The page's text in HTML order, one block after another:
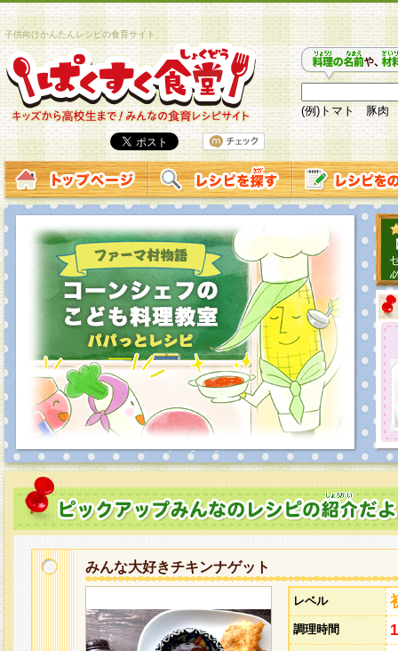
子供向けかんたんレシピの食育サイト
(例)トマト 豚肉
みんな大好きチキンナゲット
レベル
調理時間